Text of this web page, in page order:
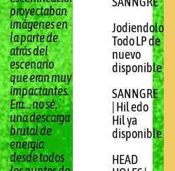
proyectaban
imágenes en
la parte de
atrás del
escenario
que eran muy
impactantes.
Era… no sé,
una descarga
brutal de
energía
desde todos
Jodiendolo
Todo LP de
nuevo
disponible
SANNGRE
| Hil edo
Hil ya
disponible
HEAD